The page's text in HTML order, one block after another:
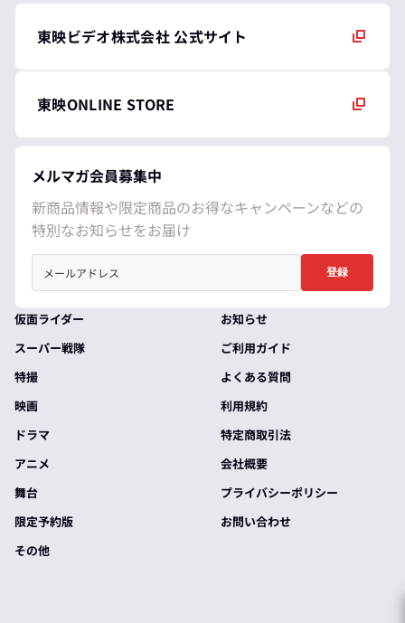
東映ビデオ株式会社 公式サイト
東映ONLINE STORE
メルマガ会員募集中
新商品情報や限定商品のお得なキャンペーンなどの
特別なお知らせをお届け
登録
仮面ライダー
スーパー戦隊
特撮
映画
ドラマ
アニメ
舞台
限定予約版
その他
お知らせ
ご利用ガイド
よくある質問
利用規約
特定商取引法
会社概要
プライバシーポリシー
お問い合わせ